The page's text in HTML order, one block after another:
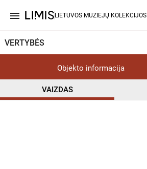
menu LIETUVOS MUZIEJŲ KOLEKCIJOS
VERTYBĖS
Objekto informacija
VAIZDAS
InC help_outline